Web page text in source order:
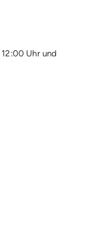
Uhr und